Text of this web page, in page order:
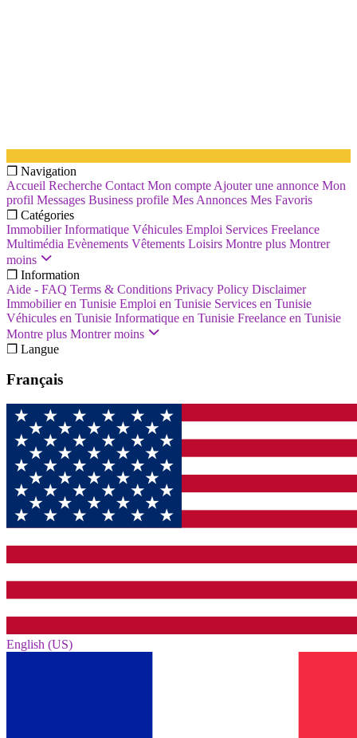
❐ Navigation
Accueil Recherche Contact Mon compte Ajouter une annonce Mon
profil Messages Business profile Mes Annonces Mes Favoris
❐ Catégories
Immobilier Informatique Véhicules Emploi Services Freelance
Multimédia Evènements Vêtements Loisirs Montre plus Montrer
moins
❐ Information
Aide - FAQ Terms & Conditions Privacy Policy Disclaimer
Immobilier en Tunisie Emploi en Tunisie Services en Tunisie
Véhicules en Tunisie Informatique en Tunisie Freelance en Tunisie
Montre plus Montrer moins
❐ Langue
Français
English (US)‎